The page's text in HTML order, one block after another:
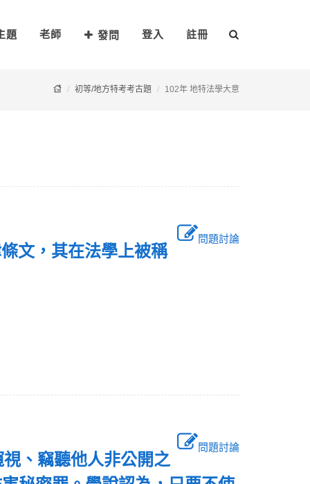
題 老師 發問 登入 註冊
初等/地方特考考古題 102年 地特法學大意
問題討論
文，其在法學上被稱
問題討論
、竊聽他人非公開之